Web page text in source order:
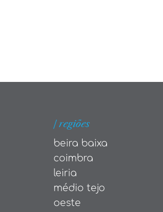
| regiões
beira baixa
coimbra
leiria
médio tejo
oeste